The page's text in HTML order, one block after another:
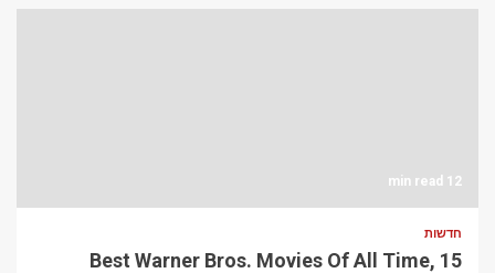
12 min read
חדשות
15 Best Warner Bros. Movies Of All Time,